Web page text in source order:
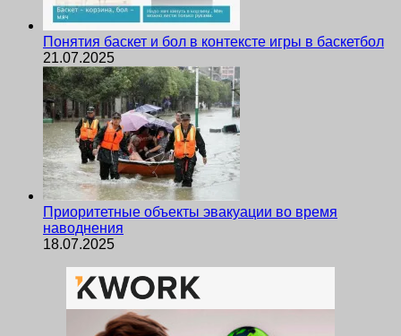
Понятия баскет и бол в контексте игры в баскетбол
21.07.2025
Приоритетные объекты эвакуации во время
наводнения
18.07.2025